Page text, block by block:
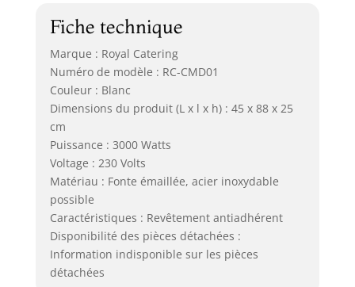
Fiche technique
Marque : Royal Catering
Numéro de modèle : RC-CMD01
Couleur : Blanc
Dimensions du produit (L x l x h) : 45 x 88 x 25
cm
Puissance : 3000 Watts
Voltage : 230 Volts
Matériau : Fonte émaillée, acier inoxydable
possible
Caractéristiques : Revêtement antiadhérent
Disponibilité des pièces détachées :
Information indisponible sur les pièces
détachées